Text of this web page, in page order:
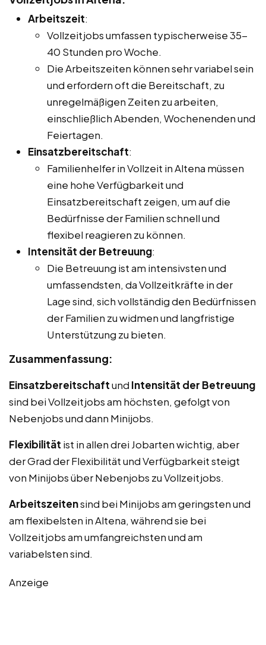
Arbeitszeit:
Vollzeitjobs umfassen typischerweise 35-
40 Stunden pro Woche.
Die Arbeitszeiten können sehr variabel sein
und erfordern oft die Bereitschaft, zu
unregelmäßigen Zeiten zu arbeiten,
einschließlich Abenden, Wochenenden und
Feiertagen.
Einsatzbereitschaft:
Familienhelfer in Vollzeit in Altena müssen
eine hohe Verfügbarkeit und
Einsatzbereitschaft zeigen, um auf die
Bedürfnisse der Familien schnell und
flexibel reagieren zu können.
Intensität der Betreuung:
Die Betreuung ist am intensivsten und
umfassendsten, da Vollzeitkräfte in der
Lage sind, sich vollständig den Bedürfnissen
der Familien zu widmen und langfristige
Unterstützung zu bieten.
Zusammenfassung:
Einsatzbereitschaftund Intensität der Betreuung
sind bei Vollzeitjobs am höchsten, gefolgt von
Nebenjobs und dann Minijobs.
Flexibilität ist in allen drei Jobarten wichtig, aber
der Grad der Flexibilität und Verfügbarkeit steigt
von Minijobs über Nebenjobs zu Vollzeitjobs.
Arbeitszeitensind bei Minijobs am geringsten und
am flexibelsten in Altena, während sie bei
Vollzeitjobs am umfangreichsten und am
variabelsten sind.
Anzeige